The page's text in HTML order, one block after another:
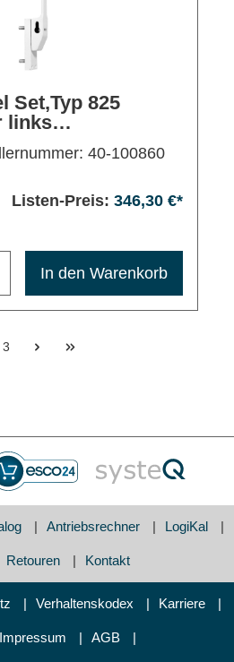
Set,Typ 825
links
28mm,EV1
40-100860
Listen-Preis: 346,30 €*
In den Warenkorb
3
Antriebsrechner LogiKal
Retouren Kontakt
Verhaltenskodex Karriere
Impressum AGB